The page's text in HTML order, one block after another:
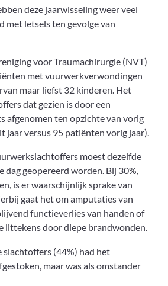
deze jaarwisseling weer veel
met letsels ten gevolge van
voor Traumachirurgie (NVT)
met vuurwerkverwondingen
maar liefst 32 kinderen. Het
dat gezien is door een
afgenomen ten opzichte van vorig
jaar versus 95 patiënten vorig jaar).
moest dezelfde
dag geopereerd worden. Bij 30%,
is er waarschijnlijk sprake van
gaat het om amputaties van
functieverlies van handen of
littekens door diepe brandwonden.
slachtoffers (44%) had het
maar was als omstander